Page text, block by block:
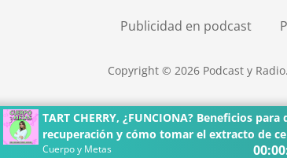
TART CHERRY, ¿FUNCIONA? Beneficios
recuperación y cómo tomar el extracto de
Cuerpo y Metas
Publicidad en podcast
Copyright © 2026 Podcast y